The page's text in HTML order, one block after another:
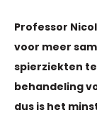
Professor
voor meer
spierziekten
behandeling
dus is het